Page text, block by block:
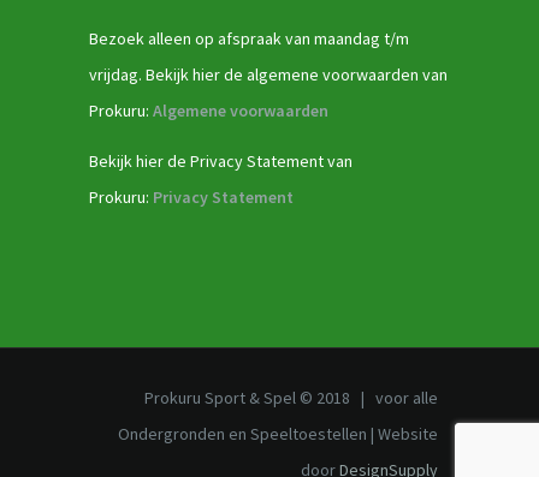
Bezoek alleen op afspraak van maandag t/m
vrijdag. Bekijk hier de algemene voorwaarden van
Prokuru: Algemene voorwaarden
Bekijk hier de Privacy Statement van
Prokuru: Privacy Statement
Prokuru Sport & Spel © 2018 | voor alle
Ondergronden en Speeltoestellen | Website
doorDesignSupply